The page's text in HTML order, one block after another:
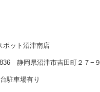
ポット沼津南店
静岡県沼津市吉田町２７−９
駐車場有り